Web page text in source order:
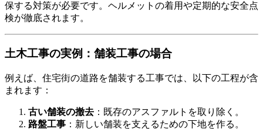
保する対策が必要です。ヘルメットの着用や定期的な安全点
検が徹底されます。
土木工事の実例：舗装工事の場合
例えば、住宅街の道路を舗装する工事では、以下の工程が含
まれます：
古い舗装の撤去 ：既存のアスファルトを取り除く。
路盤工事 ：新しい舗装を支えるための下地を作る。